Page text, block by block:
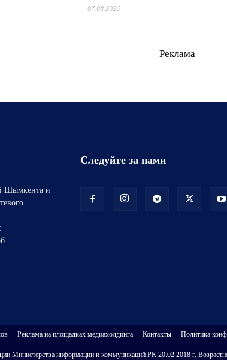
07.08.2026
Реклама
Шымкента и
Следуйте за нами
Реклама на площадках медиахолдинга Контакты Политика
Министерства информации и коммуникаций РК 20.02.2018 г.